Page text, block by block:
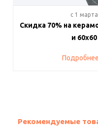
c 1 марта
Скидка 70% на
и 60х60
Подробнее
Рекомендуемые